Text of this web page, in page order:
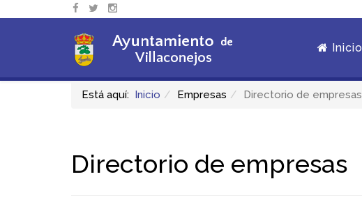
Inicio
Está aquí: Inicio Empresas Directorio de empresas
Directorio de empresas